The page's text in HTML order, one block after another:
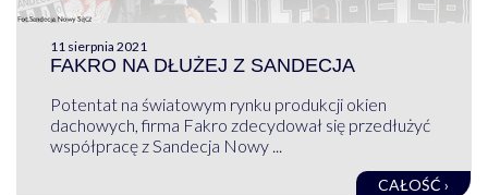
11 sierpnia 2021
FAKRO NA DŁUŻEJ Z SANDECJA
Potentat na światowym rynku produkcji okien
dachowych, firma Fakro zdecydował się przedłużyć
współpracę z Sandecja Nowy ...
CAŁOŚĆ ›